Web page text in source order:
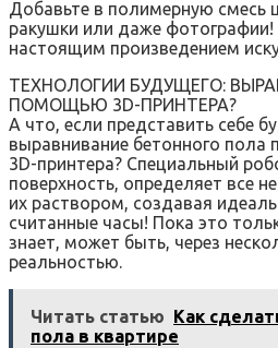
Добавьте в полимерную смесь
ракушки или даже
настоящим произведением
ТЕХНОЛОГИИ БУДУЩЕГО:
ПОМОЩЬЮ 3D-ПРИНТЕРА?
А что, если представить себе
выравнивание бетонного
3D-принтера? Специальный
поверхность, определяет все
их раствором, создавая
считанные часы! Пока это
знает, может быть, через
реальностью.
Читать статью Как
пола в квартире